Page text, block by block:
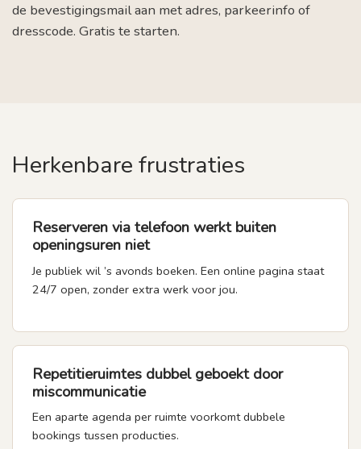
de bevestigingsmail aan met adres, parkeerinfo of
dresscode. Gratis te starten.
Herkenbare frustraties
Reserveren via telefoon werkt buiten
openingsuren niet
Je publiek wil ’s avonds boeken. Een online pagina staat
24/7 open, zonder extra werk voor jou.
Repetitieruimtes dubbel geboekt door
miscommunicatie
Een aparte agenda per ruimte voorkomt dubbele
bookings tussen producties.